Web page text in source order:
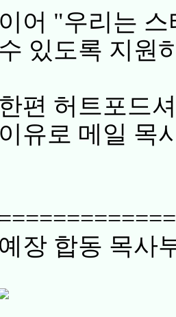
이어 "우리는
수 있도록 지원
한편 허트포드
이유로 메일 목
예장 합동 목사